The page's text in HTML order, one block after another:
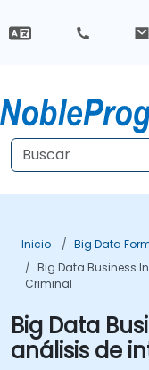
Inicio
Big Data
Big Data Business
Criminal
Big Data
análisis de